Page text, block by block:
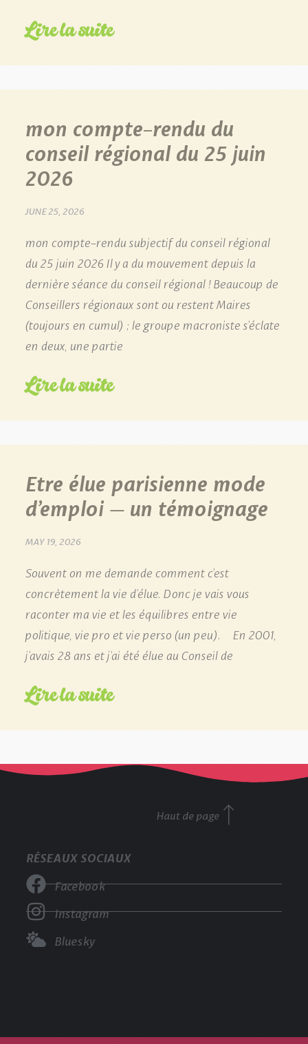
Lire la suite
mon compte-rendu du
conseil régional du 25 juin
2026
JUNE 25, 2026
mon compte-rendu subjectif du conseil régional
du 25 juin 2026 Il y a du mouvement depuis la
dernière séance du conseil régional ! Beaucoup de
Conseillers régionaux sont ou restent Maires
(toujours en cumul) ; le groupe macroniste s’éclate
en deux, une partie
Lire la suite
Etre élue parisienne mode
d’emploi – un témoignage
MAY 19, 2026
Souvent on me demande comment c’est
concrètement la vie d’élue. Donc je vais vous
raconter ma vie et les équilibres entre vie
politique, vie pro et vie perso (un peu). En 2001,
j’avais 28 ans et j’ai été élue au Conseil de
Lire la suite
RÉSEAUX SOCIAUX
Facebook
Instagram
Bluesky
Haut de page